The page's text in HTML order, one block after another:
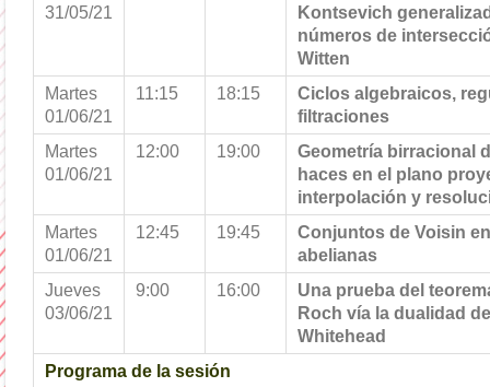
31/05/21
Kontsevich
números de
Witten
Martes
01/06/21
11:15 18:15
Ciclos algebraicos,
filtraciones
Martes
01/06/21
12:00 19:00
Geometría birracional
haces en el plano
interpolación y
Martes
01/06/21
12:45 19:45
Conjuntos de Voisin
abelianas
Jueves
03/06/21
9:00 16:00
Una prueba del
Roch vía la dualidad
Whitehead
Programa de la sesión